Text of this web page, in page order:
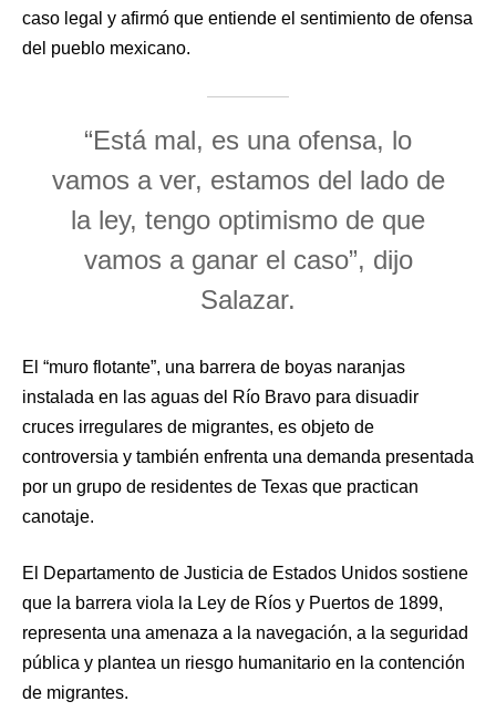
caso legal y afirmó que entiende el sentimiento de ofensa
del pueblo mexicano.
“Está mal, es una ofensa, lo
vamos a ver, estamos del lado de
la ley, tengo optimismo de que
vamos a ganar el caso”, dijo
Salazar.
El “muro flotante”, una barrera de boyas naranjas
instalada en las aguas del Río Bravo para disuadir
cruces irregulares de migrantes, es objeto de
controversia y también enfrenta una demanda presentada
por un grupo de residentes de Texas que practican
canotaje.
El Departamento de Justicia de Estados Unidos sostiene
que la barrera viola la Ley de Ríos y Puertos de 1899,
representa una amenaza a la navegación, a la seguridad
pública y plantea un riesgo humanitario en la contención
de migrantes.